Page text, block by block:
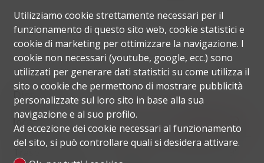
Distanze
localite
Trasporti pubblici 1.16 km
Utilizziamo cookie strettamente necessari per il
funzionamento di questo sito web, cookie statistici e
cookie di marketing per ottimizzare la navigazione. I
cookie non necessari (youtube, google, ecc.) sono
utilizzati per generare dati statistici su come utilizza il
sito o cookie che permettono di mostrare pubblicità
personalizzate sul loro sito in base alla sua
navigazione e al suo profilo.
Ad eccezione dei cookie necessari al funzionamento
del sito, si può controllare quali si desidera attivare.